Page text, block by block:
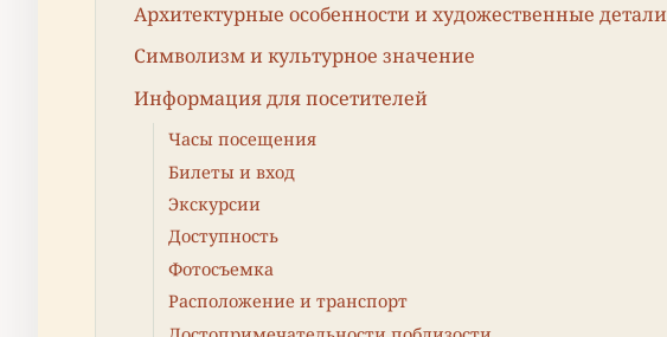
Архитектурные особенности и художественные детали
Символизм и культурное значение
Информация для посетителей
Часы посещения
Билеты и вход
Экскурсии
Доступность
Фотосъемка
Расположение и транспорт